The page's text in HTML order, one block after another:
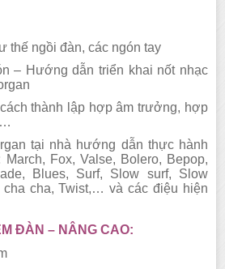
thế ngồi đàn, các ngón tay
– Hướng dẫn triển khai nốt nhạc
thành lập hợp âm trưởng, hợp
…
tại nhà hướng dẫn thực hành
Fox, Valse, Bolero, Bepop,
Blues, Surf, Slow surf, Slow
cha cha, Twist,… và các điệu hiện
ĐÀN – NÂNG CAO: